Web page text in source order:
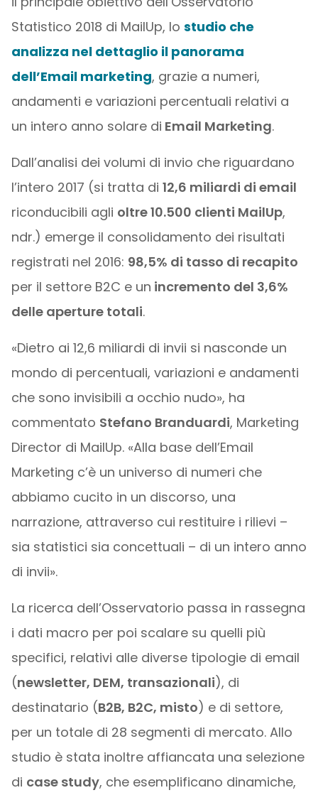
Statistico 2018 di MailUp, lo studio che
analizza nel dettaglio il panorama
dell’Email marketing, grazie a numeri,
andamenti e variazioni percentuali relativi a
un intero anno solare di Email Marketing.
Dall’analisi dei volumi di invio che riguardano
l’intero 2017 (si tratta di 12,6 miliardi di email
riconducibili agli oltre 10.500 clienti MailUp,
ndr.) emerge il consolidamento dei risultati
registrati nel 2016: 98,5% di tasso di recapito
per il settore B2C e un incremento del 3,6%
delle aperture totali.
«Dietro ai 12,6 miliardi di invii si nasconde un
mondo di percentuali, variazioni e andamenti
che sono invisibili a occhio nudo», ha
commentato Stefano Branduardi​, Marketing
Director di MailUp. «Alla base dell’Email
Marketing c’è un universo di numeri che
abbiamo cucito in un discorso, una
narrazione, attraverso cui restituire i rilievi –
sia statistici sia concettuali – di un intero anno
di invii».
La ricerca dell’Osservatorio passa in rassegna
i dati macro per poi scalare su quelli più
specifici, relativi alle diverse tipologie di email
(newsletter, DEM, transazionali), di
destinatario (B2B, B2C, misto) e di settore,
per un totale di 28 segmenti di mercato. Allo
studio è stata inoltre affiancata una selezione
di case study, che esemplificano dinamiche,